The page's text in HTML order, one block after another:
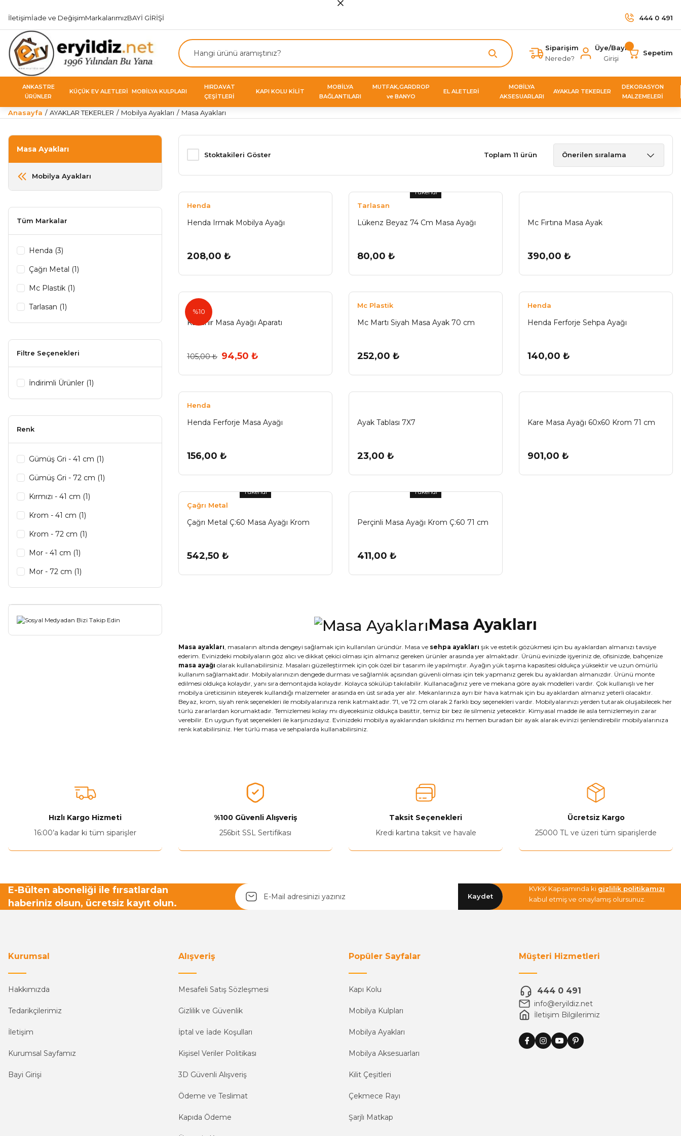
İletişimİade ve DeğişimMarkalarımızBAYİ GİRİŞİ 444 0 491
Siparişim
Nerede?
Üye/Bayi
Girişi
Sepetim
ANKASTRE
ÜRÜNLER
KÜÇÜK EV ALETLERİ MOBİLYA KULPLARI
HIRDAVAT
ÇEŞİTLERİ
KAPI KOLU KİLİT
MOBİLYA
BAĞLANTILARI
MUTFAK,GARDROP
ve BANYO
EL ALETLERİ
MOBİLYA
AKSESUARLARI
AYAKLAR TEKERLER
DEKORASYON
MALZEMELERİ
Anasayfa AYAKLAR TEKERLER Mobilya Ayakları Masa Ayakları
Masa Ayakları
Mobilya Ayakları
Tüm Markalar
Henda (3)
Çağrı Metal (1)
Mc Plastik (1)
Tarlasan (1)
Filtre Seçenekleri
İndirimli Ürünler (1)
Renk
Gümüş Gri - 41 cm (1)
Gümüş Gri - 72 cm (1)
Kırmızı - 41 cm (1)
Krom - 41 cm (1)
Krom - 72 cm (1)
Mor - 41 cm (1)
Mor - 72 cm (1)
Pembe - 41 cm (1)
Stoktakileri Göster Toplam 11 ürün
Henda
Henda Irmak Mobilya Ayağı
208,00 ₺
Tükendi
Tarlasan
Lükenz Beyaz 74 Cm Masa Ayağı
80,00 ₺
Mc Fırtına Masa Ayak
390,00 ₺
%10
Katlanır Masa Ayağı Aparatı
105,00 ₺ 94,50 ₺
Mc Plastik
Mc Martı Siyah Masa Ayak 70 cm
252,00 ₺
Henda
Henda Ferforje Sehpa Ayağı
140,00 ₺
Henda
Henda Ferforje Masa Ayağı
156,00 ₺
Ayak Tablası 7X7
23,00 ₺
Kare Masa Ayağı 60x60 Krom 71 cm
901,00 ₺
Tükendi
Çağrı Metal
Çağrı Metal Ç:60 Masa Ayağı Krom
542,50 ₺
Tükendi
Perçinli Masa Ayağı Krom Ç:60 71 cm
411,00 ₺
Masa Ayakları
Masa ayakları , masaların altında dengeyi sağlamak için kullanılan üründür. Masa ve sehpa ayakları şık ve estetik gözükmesi için bu ayaklardan almanızı tavsiye
ederim. Evinizdeki mobilyaların göz alıcı ve dikkat çekici olması için almanız gereken ürünler arasında yer almaktadır. Ürünü evinizde işyeriniz de, ofisinizde, bahçenize
masa ayağı olarak kullanabilirsiniz. Masaları güzelleştirmek için çok özel bir tasarım ile yapılmıştır. Ayağın yük taşıma kapasitesi oldukça yüksektir ve uzun ömürlü
kullanım sağlamaktadır. Mobilyalarınızın dengede durması ve sağlamlık açısından güvenli olması için tek yapmanız gerek bu ayaklardan almanızdır. Ürünü monte
edilmesi oldukça kolaydır, yanı sıra demontajıda kolaydır. Kolayca sökülüp takılabilir. Kullanacağınız yere ve mekana göre ayak modelleri vardır. Çok kullanışlı ve her
mobilya üreticisinin isteyerek kullandığı malzemeler arasında en üst sırada yer alır. Mekanlarınıza ayrı bir hava katmak için bu ayaklardan almanız yeterli olacaktır.
Beyaz, krom, siyah renk seçenekleri ile mobilyalarınıza renk katmaktadır. 71, ve 72 cm olarak 2 farklı boy seçenekleri vardır. Mobilyalarınızı yerden tutarak oluşabilecek her
türlü zararlardan korumaktadır. Temizlemesi kolay mı diyeceksiniz oldukça basittir, temiz bir bez ile silmeniz yetecektir. Kimyasal madde ile asla temizlemeyin zarar
verebilir. En uygun fiyat seçenekleri ile karşınızdayız. Evinizdeki mobilya ayaklarından sıkıldınız mı hemen buradan bir ayak alarak evinizi şenlendirebilir mobilyalarınıza
renk katabilirsiniz. Her türlü masa ve sehpalarda kullanabilirsiniz.
Hızlı Kargo Hizmeti
16:00’a kadar ki tüm siparişler
%100 Güvenli Alışveriş
256bit SSL Sertifikası
Taksit Seçenekleri
Kredi kartına taksit ve havale
Ücretsiz Kargo
25000 TL ve üzeri tüm siparişlerde
E-Bülten aboneliği ile fırsatlardan
haberiniz olsun, ücretsiz kayıt olun.
Kaydet
KVKK Kapsamında ki gizlilik politikamızı
kabul etmiş ve onaylamış olursunuz.
Kurumsal
Hakkımızda
Tedarikçilerimiz
İletişim
Kurumsal Sayfamız
Bayi Girişi
Alışveriş
Mesafeli Satış Sözleşmesi
Gizlilik ve Güvenlik
İptal ve İade Koşulları
Kişisel Veriler Politikası
3D Güvenli Alışveriş
Ödeme ve Teslimat
Kapıda Ödeme
Popüler Sayfalar
Kapı Kolu
Mobilya Kulpları
Mobilya Ayakları
Mobilya Aksesuarları
Kilit Çeşitleri
Çekmece Rayı
Şarjlı Matkap
Müşteri Hizmetleri
444 0 491
info@eryildiz.net
İletişim Bilgilerimiz